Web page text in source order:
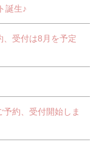
誕生♪
、受付は8月を予定
約、受付開始しま